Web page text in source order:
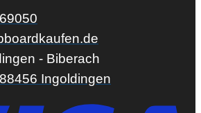
- Biberach
Ingoldingen